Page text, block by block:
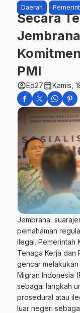
Daerah
Secara
PMI
account_circleEd27calendar_monthKamis,
Jembrana
pemahaman
ilegal. Pemerintah
Tenaga Kerja dan
gencar
Migran Indonesia
sebagai langkah
prosedural atau
luar negeri